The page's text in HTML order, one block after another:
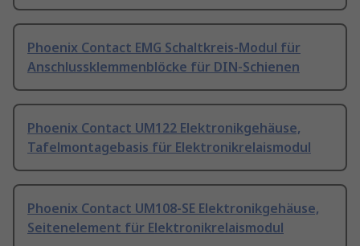
Phoenix Contact EMG Schaltkreis-Modul für
Anschlussklemmenblöcke für DIN-Schienen
Phoenix Contact UM122 Elektronikgehäuse,
Tafelmontagebasis für Elektronikrelaismodul
Phoenix Contact UM108-SE Elektronikgehäuse,
Seitenelement für Elektronikrelaismodul